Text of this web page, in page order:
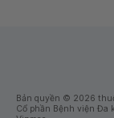
Bản quyền © 2026
Cổ phần Bệnh viện Đa